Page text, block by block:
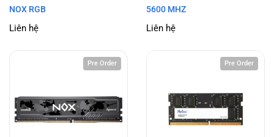
NOX RGB
Liên hệ
5600 MHZ
Liên hệ
Pre Order Pre Order